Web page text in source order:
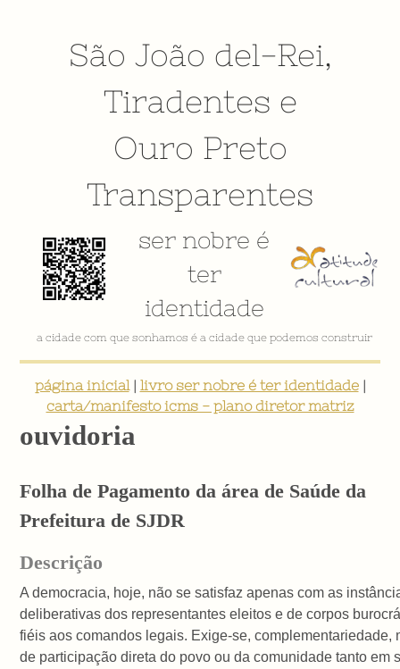
São João del-Rei,
Tiradentes e
Ouro Preto
Transparentes
ser nobre é
ter
identidade
a cidade com que sonhamos é a cidade que podemos construir
página inicial| livro ser nobre é ter identidade|
carta/manifesto icms - plano diretor matriz
ouvidoria
Folha de Pagamento da área de Saúde da
Prefeitura de SJDR
Descrição
A democracia, hoje, não se satisfaz apenas com as
deliberativas dos representantes eleitos e de corpos
fiéis aos comandos legais. Exige-se, complementariedade,
de participação direta do povo ou da comunidade tanto em